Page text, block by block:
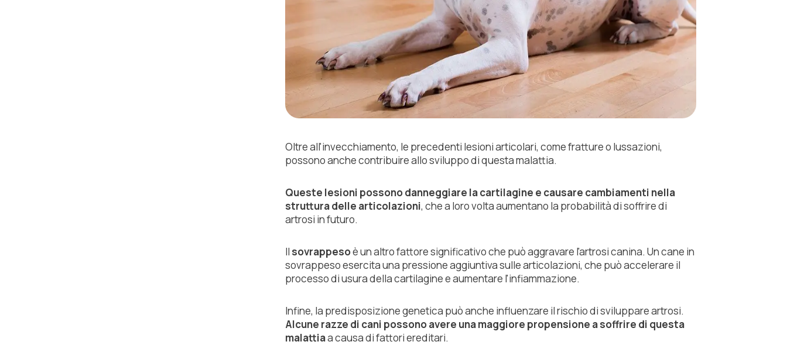
Oltre all'invecchiamento, le precedenti lesioni articolari, come fratture o lussazioni,
possono anche contribuire allo sviluppo di questa malattia.
Queste lesioni possono danneggiare la cartilagine e causare cambiamenti nella
struttura delle articolazioni, che a loro volta aumentano la probabilità di soffrire di
artrosi in futuro.
Il sovrappesoè un altro fattore significativo che può aggravare l'artrosi canina. Un cane in
sovrappeso esercita una pressione aggiuntiva sulle articolazioni, che può accelerare il
processo di usura della cartilagine e aumentare l'infiammazione.
Infine, la predisposizione genetica può anche influenzare il rischio di sviluppare artrosi.
Alcune razze di cani possono avere una maggiore propensione a soffrire di questa
malattiaa causa di fattori ereditari.